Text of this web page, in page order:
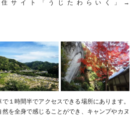
サイト「うじたわらいく」→
１時間半でアクセスできる場所にあります。
を全身で感じることができ、キャンプやカヌ